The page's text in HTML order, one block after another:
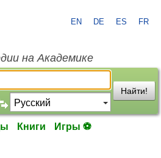
EN DE ES FR
на Академике
Найти!
Книги Игры ⚽